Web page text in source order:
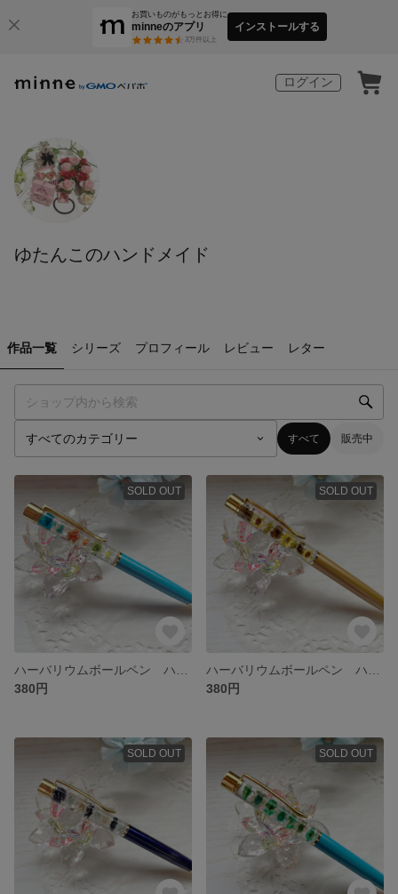
お買いものがもっとお得に
minneのアプリ
3万件以上
インストールする
ログイン
ゆたんこのハンドメイド
作品一覧 シリーズ プロフィール レビュー レター
すべて 販売中
SOLD OUT
380円
SOLD OUT
380円
SOLD OUT SOLD OUT